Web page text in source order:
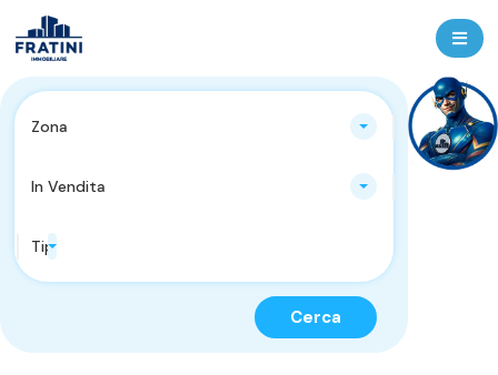
Zona
In Vendita
Tipologie Immobili
Cerca